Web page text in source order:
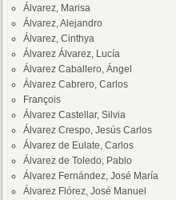
Álvarez, Marisa
Álvarez, Alejandro
Álvarez, Cinthya
Álvarez Álvarez, Lucía
Álvarez Caballero, Ángel
Álvarez Cabrero, Carlos
François
Álvarez Castellar, Silvia
Álvarez Crespo, Jesús Carlos
Álvarez de Eulate, Carlos
Álvarez de Toledo, Pablo
Álvarez Fernández, José María
Álvarez Flórez, José Manuel